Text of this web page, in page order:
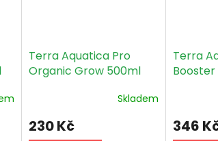
Terra Aquatica Pro
Organic Grow 500ml
Skladem
230 Kč
Terra
346